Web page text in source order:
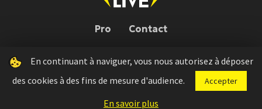
Pro Contact
Pozzo Live © 2026 | Conception : Pozzo Team, avec l'aide deBloop
Press kit Règlement concours Mentions légales
En continuant à naviguer, vous nous autorisez à déposer
des cookies à des fins de mesure d'audience.
Accepter
En savoir plus